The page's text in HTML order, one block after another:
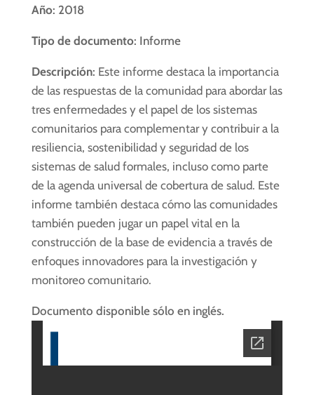
Año: 2018
Tipo de documento: Informe
Descripción: Este informe destaca la importancia
de las respuestas de la comunidad para abordar las
tres enfermedades y el papel de los sistemas
comunitarios para complementar y contribuir a la
resiliencia, sostenibilidad y seguridad de los
sistemas de salud formales, incluso como parte
de la agenda universal de cobertura de salud. Este
informe también destaca cómo las comunidades
también pueden jugar un papel vital en la
construcción de la base de evidencia a través de
enfoques innovadores para la investigación y
monitoreo comunitario.
Documento disponible sólo en inglés.